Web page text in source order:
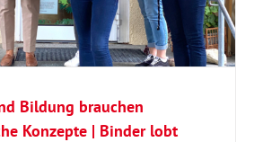
Bildung brauchen
Konzepte | Binder lobt